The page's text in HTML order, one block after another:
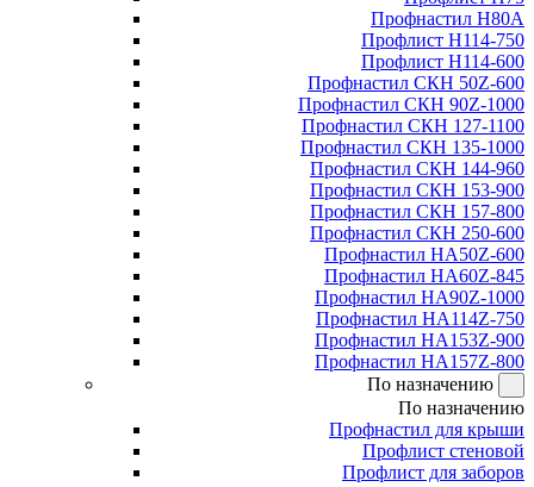
Профнастил Н80А
Профлист Н114-750
Профлист Н114-600
Профнастил СКН 50Z-600
Профнастил СКН 90Z-1000
Профнастил СКН 127-1100
Профнастил СКН 135-1000
Профнастил СКН 144-960
Профнастил СКН 153-900
Профнастил СКН 157-800
Профнастил СКН 250-600
Профнастил НА50Z-600
Профнастил НА60Z-845
Профнастил НА90Z-1000
Профнастил НА114Z-750
Профнастил НА153Z-900
Профнастил НА157Z-800
По назначению
По назначению
Профнастил для крыши
Профлист стеновой
Профлист для заборов